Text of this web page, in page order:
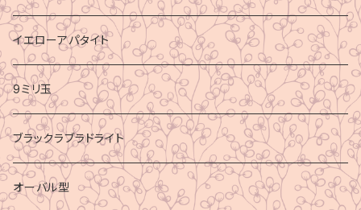
イエローアパタイト
9ミリ玉
ブラックラブラドライト
オーバル型